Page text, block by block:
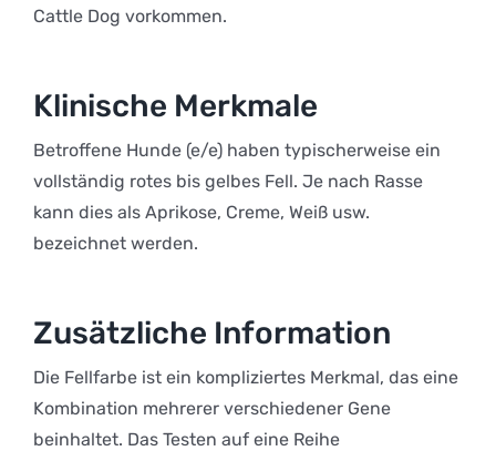
Cattle Dog vorkommen.
Klinische Merkmale
Betroffene Hunde (e/e) haben typischerweise ein
vollständig rotes bis gelbes Fell. Je nach Rasse
kann dies als Aprikose, Creme, Weiß usw.
bezeichnet werden.
Zusätzliche Information
Die Fellfarbe ist ein kompliziertes Merkmal, das eine
Kombination mehrerer verschiedener Gene
beinhaltet. Das Testen auf eine Reihe